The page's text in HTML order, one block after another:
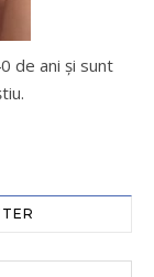
de ani şi sunt